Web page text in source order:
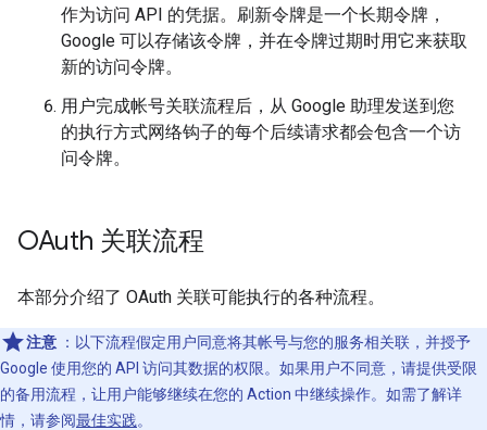
作为访问 API 的凭据。刷新令牌是一个长期令牌，
Google 可以存储该令牌，并在令牌过期时用它来获取
新的访问令牌。
用户完成帐号关联流程后，从 Google 助理发送到您
的执行方式网络钩子的每个后续请求都会包含一个访
问令牌。
OAuth 关联流程
本部分介绍了 OAuth 关联可能执行的各种流程。
注意 ：以下流程假定用户同意将其帐号与您的服务相关联，并授予
Google 使用您的 API 访问其数据的权限。如果用户不同意，请提供受限
的备用流程，让用户能够继续在您的 Action 中继续操作。如需了解详
情，请参阅最佳实践。